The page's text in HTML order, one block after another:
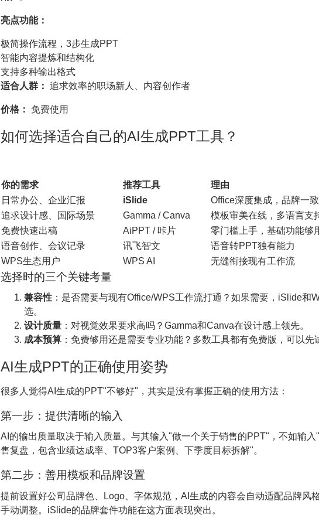
亮点功能：
极简操作流程，3步生成PPT
智能内容提炼和结构化
支持多种输出格式
适合人群： 追求效率的职场新人、内容创作者
价格： 免费使用
如何选择适合自己的AI生成PPT工具？
你的需求 推荐工具
理由
日常办公、企业汇报
iSlide
Office深度集成，品牌一
追求设计感、国际场景
Gamma / Canva
模板审美在线，多语言支
免费快速出稿
AiPPT / 咔片
零门槛上手，基础功能够
语音创作、会议记录
讯飞智文
语音转PPT独有能力
WPS生态用户
WPS AI 无缝衔接现有工作流
选择时的三个关键考量
兼容性 ：是否需要与现有Office/WPS工作流打通？如果需要，iSlide和
选。
设计质量 ：对视觉效果要求高吗？Gamma和Canva在设计感上领先。
成本预算 ：免费够用还是需要专业功能？多数工具都有免费版，可以先
AI生成PPT的正确使用姿势
很多人觉得AI生成的PPT"不够好"，其实是没有掌握正确的使用方法：
第一步：提供清晰的输入
AI的输出质量取决于输入质量。与其输入"做一个关于销售的PPT"，不如输入
售复盘，包含业绩达成率、TOP3客户案例、下季度目标拆解"。
第二步：善用模板和品牌设置
提前设置好公司品牌色、Logo、字体规范，AI生成的内容会自动适配品牌风
手动调整。iSlide的品牌套件功能在这方面表现突出。